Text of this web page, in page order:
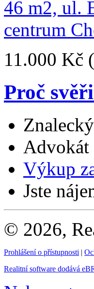
11.000 Kč
Proč
Advokát
Výkup
Jste
© 2026,
Prohlášení o přístupnosti |
Realitní software dodává